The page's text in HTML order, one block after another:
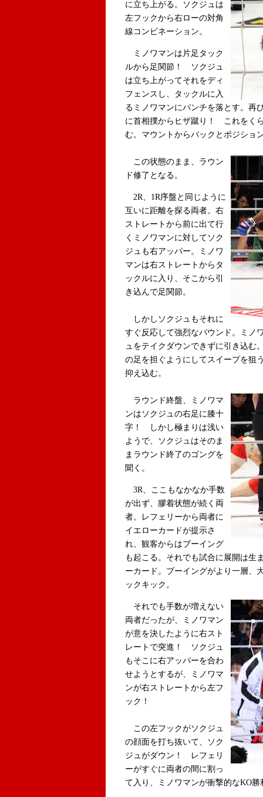
に立ち上がる。ソクジュは
左フックから右ローの対角
線コンビネーション。
ミノワマンは片足タック
ルから足関節！ ソクジュ
は立ち上がってそれをディ
フェンスし、タックルに入
るミノワマンにパンチを落とす。再
に首相撲からヒザ蹴り！ これをく
む。マウントからバックとポジショ
この状態のまま、ラウン
ド修了となる。
2R、1R序盤と同じように
互いに距離を探る両者。右
ストレートから前に出て行
くミノワマンに対してソク
ジュも右アッパー。ミノワ
マンは右ストレートからタ
ックルに入り、そこから引
き込んで足関節。
しかしソクジュもそれに
すぐ反応して強烈なパウンド。ミノ
ュをテイクダウンできずに引き込む
の足を担ぐようにしてスイープを狙
抑え込む。
ラウンド終盤、ミノワマ
ンはソクジュの右足に膝十
字！ しかし極まりは浅い
ようで、ソクジュはそのま
まラウンド終了のゴングを
聞く。
3R、ここもなかなか手数
が出ず、膠着状態が続く両
者。レフェリーから両者に
イエローカードが提示さ
れ、観客からはブーイング
も起こる。それでも試合に展開は生
ーカード。ブーイングがより一層、
ックキック。
それでも手数が増えない
両者だったが、ミノワマン
が意を決したように右スト
レートで突進！ ソクジュ
もそこに右アッパーを合わ
せようとするが、ミノワマ
ンが右ストレートから左フ
ック！
この左フックがソクジュ
の顔面を打ち抜いて、ソク
ジュがダウン！ レフェリ
ーがすぐに両者の間に割っ
て入り、ミノワマンが衝撃的なKO勝